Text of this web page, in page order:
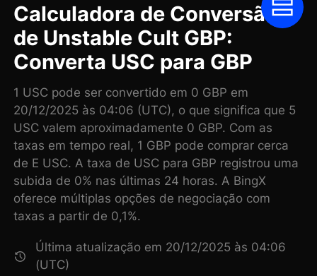
Calculadora de Conversão
de Unstable Cult GBP:
Converta USC para GBP
1 USC pode ser convertido em 0 GBP em
20/12/2025 às 04:06 (UTC), o que significa que 5
USC valem aproximadamente 0 GBP. Com as
taxas em tempo real, 1 GBP pode comprar cerca
de E USC. A taxa de USC para GBP registrou uma
subida de 0% nas últimas 24 horas. A BingX
oferece múltiplas opções de negociação com
taxas a partir de 0,1%.
Última atualização em 20/12/2025 às 04:06
(UTC)